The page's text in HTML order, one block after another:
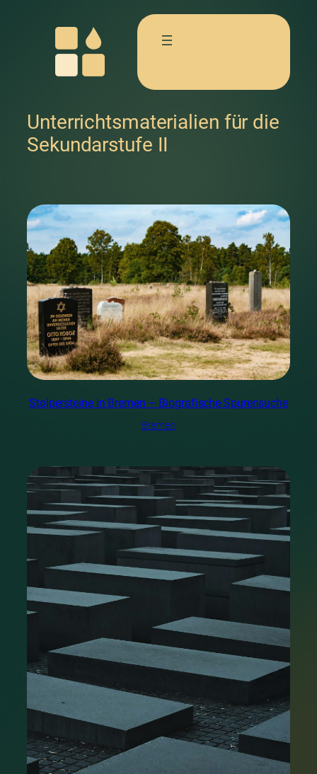
Unterrichtsmaterialien für die
Sekundarstufe II
Stolpersteine in Bremen – Biografische Spurensuche
Bremen